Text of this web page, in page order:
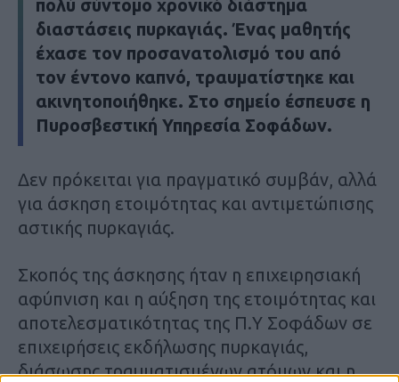
πολύ σύντομο χρονικό διάστημα
διαστάσεις πυρκαγιάς. Ένας μαθητής
έχασε τον προσανατολισμό του από
τον έντονο καπνό, τραυματίστηκε και
ακινητοποιήθηκε. Στο σημείο έσπευσε η
Πυροσβεστική Υπηρεσία Σοφάδων.
Δεν πρόκειται για πραγματικό συμβάν, αλλά
για άσκηση ετοιμότητας και αντιμετώπισης
αστικής πυρκαγιάς.
Σκοπός της άσκησης ήταν η επιχειρησιακή
αφύπνιση και η αύξηση της ετοιμότητας και
αποτελεσματικότητας της Π.Υ Σοφάδων σε
επιχειρήσεις εκδήλωσης πυρκαγιάς,
διάσωσης τραυματισμένων ατόμων και η